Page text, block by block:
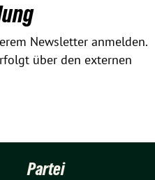
Newsletter anmelden.
über den externen
Partei